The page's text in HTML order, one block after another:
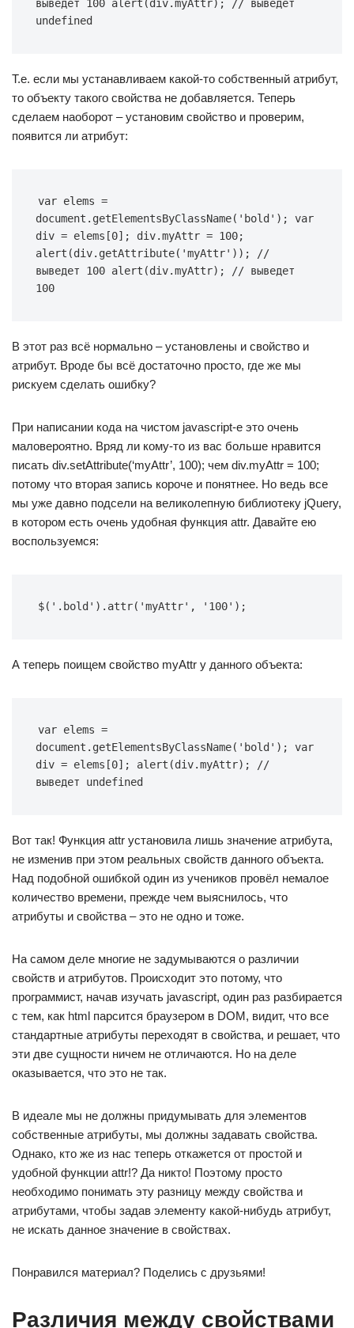
выведет 100 alert(div.myAttr); // выведет
undefined
Т.е. если мы устанавливаем какой-то собственный атрибут,
то объекту такого свойства не добавляется. Теперь
сделаем наоборот – установим свойство и проверим,
появится ли атрибут:
var elems =
document.getElementsByClassName('bold'); var
div = elems[0]; div.myAttr = 100;
alert(div.getAttribute('myAttr')); //
выведет 100 alert(div.myAttr); // выведет
100
В этот раз всё нормально – установлены и свойство и
атрибут. Вроде бы всё достаточно просто, где же мы
рискуем сделать ошибку?
При написании кода на чистом javascript-е это очень
маловероятно. Вряд ли кому-то из вас больше нравится
писать div.setAttribute(‘myAttr’, 100); чем div.myAttr = 100;
потому что вторая запись короче и понятнее. Но ведь все
мы уже давно подсели на великолепную библиотеку jQuery,
в котором есть очень удобная функция attr. Давайте ею
воспользуемся:
$('.bold').attr('myAttr', '100');
А теперь поищем свойство myAttr у данного объекта:
var elems =
document.getElementsByClassName('bold'); var
div = elems[0]; alert(div.myAttr); //
выведет undefined
Вот так! Функция attr установила лишь значение атрибута,
не изменив при этом реальных свойств данного объекта.
Над подобной ошибкой один из учеников провёл немалое
количество времени, прежде чем выяснилось, что
атрибуты и свойства – это не одно и тоже.
На самом деле многие не задумываются о различии
свойств и атрибутов. Происходит это потому, что
программист, начав изучать javascript, один раз разбирается
с тем, как html парсится браузером в DOM, видит, что все
стандартные атрибуты переходят в свойства, и решает, что
эти две сущности ничем не отличаются. Но на деле
оказывается, что это не так.
В идеале мы не должны придумывать для элементов
собственные атрибуты, мы должны задавать свойства.
Однако, кто же из нас теперь откажется от простой и
удобной функции attr!? Да никто! Поэтому просто
необходимо понимать эту разницу между свойства и
атрибутами, чтобы задав элементу какой-нибудь атрибут,
не искать данное значение в свойствах.
Понравился материал? Поделись с друзьями!
Различия между свойствами